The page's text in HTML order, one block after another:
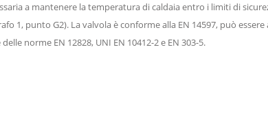
a mantenere la temperatura di caldaia entro i limiti di
1, punto G2). La valvola è conforme alla EN 14597, può
norme EN 12828, UNI EN 10412-2 e EN 303-5.